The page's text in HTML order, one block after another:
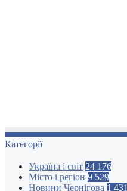
Категорії
Україна і світ 24 176
Місто і регіон 9 529
Новини Чернігова 1 431